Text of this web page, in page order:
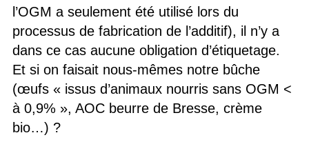
l’OGM a seulement été utilisé lors du
processus de fabrication de l’additif), il n’y a
dans ce cas aucune obligation d’étiquetage.
Et si on faisait nous-mêmes notre bûche
(œufs « issus d’animaux nourris sans OGM <
à 0,9% », AOC beurre de Bresse, crème
bio…) ?